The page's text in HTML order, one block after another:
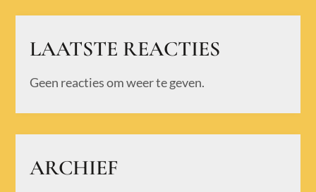
LAATSTE REACTIES
Geen reacties om weer te geven.
ARCHIEF